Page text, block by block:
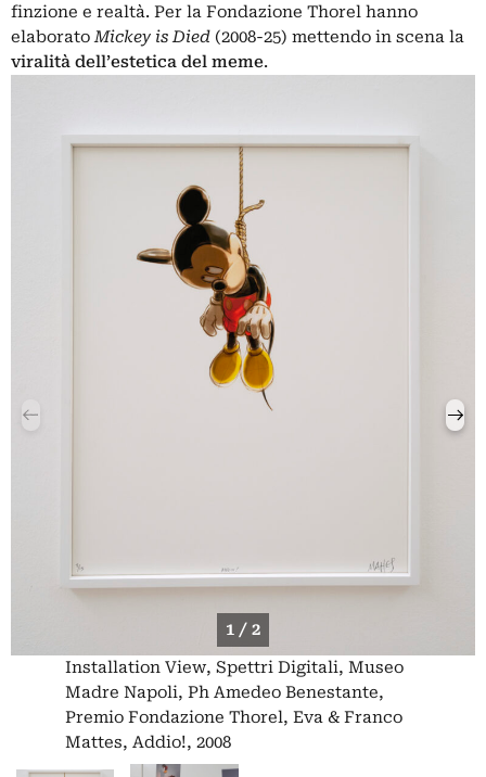
finzione e realtà. Per la Fondazione Thorel hanno
elaboratoMickey is Died (2008-25) mettendo in scena la
viralità dell’estetica del meme.
1 / 2
Installation View, Spettri Digitali, Museo
Madre Napoli, Ph Amedeo Benestante,
Premio Fondazione Thorel, Eva & Franco
Mattes, Addio!, 2008